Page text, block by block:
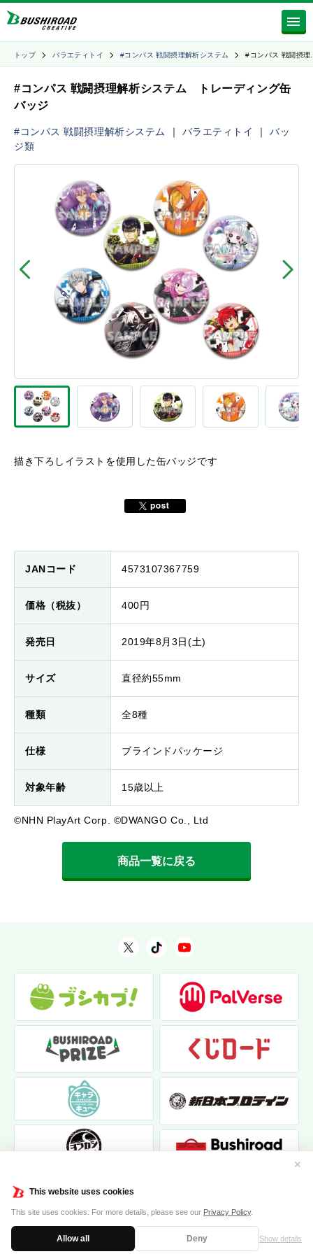
This website uses cookies
This site uses cookies. For more details, please see our Privacy Policy.
Allow all Deny Show details
✕
トップ バラエティトイ #コンパス 戦闘摂理解析システム #コンパス 戦闘摂
#コンパス 戦闘摂理解析システム トレーディング缶
バッジ
#コンパス 戦闘摂理解析システム ｜ バラエティトイ ｜バッ
ジ類
描き下ろしイラストを使用した缶バッジです
JANコード 4573107367759
価格（税抜） 400円
発売日 2019年8月3日(土)
サイズ 直径約55mm
種類 全8種
仕様 ブラインドパッケージ
対象年齢 15歳以上
©NHN PlayArt Corp. ©DWANGO Co., Ltd
商品一覧に戻る